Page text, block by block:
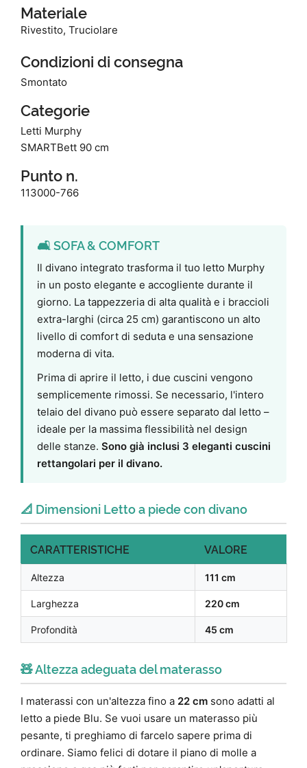
Materiale
Rivestito, Truciolare
Condizioni di consegna
Smontato
Categorie
Letti Murphy
SMARTBett 90 cm
Punto n.
113000-766
🛋️ SOFA & COMFORT
Il divano integrato trasforma il tuo letto Murphy
in un posto elegante e accogliente durante il
giorno. La tappezzeria di alta qualità e i braccioli
extra-larghi (circa 25 cm) garantiscono un alto
livello di comfort di seduta e una sensazione
moderna di vita.
Prima di aprire il letto, i due cuscini vengono
semplicemente rimossi. Se necessario, l'intero
telaio del divano può essere separato dal letto –
ideale per la massima flessibilità nel design
delle stanze. Sono già inclusi 3 eleganti cuscini
rettangolari per il divano.
📐 Dimensioni Letto a piede con divano
CARATTERISTICHE VALORE
Altezza 111 cm
Larghezza 220 cm
Profondità 45 cm
🧸 Altezza adeguata del materasso
I materassi con un'altezza fino a 22 cm sono adatti al
letto a piede Blu. Se vuoi usare un materasso più
pesante, ti preghiamo di farcelo sapere prima di
ordinare. Siamo felici di dotare il piano di molle a